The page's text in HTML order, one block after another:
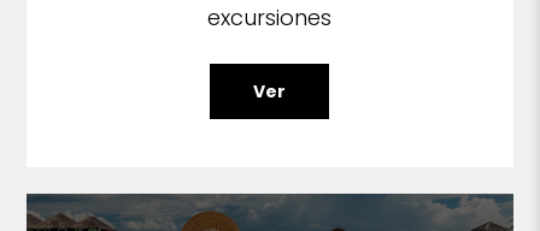
excursiones
Ver